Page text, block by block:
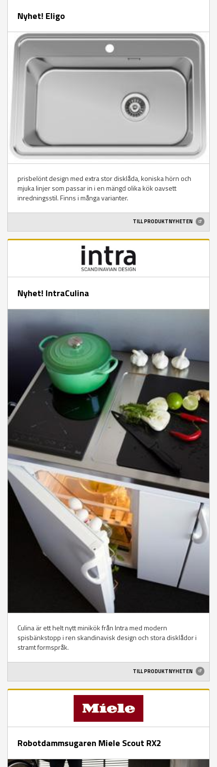
Nyhet! Eligo
prisbelönt design med extra stor disklåda, koniska hörn och
mjuka linjer som passar in i en mängd olika kök oavsett
inredningsstil. Finns i många varianter.
TILL PRODUKTNYHETEN
Nyhet! IntraCulina
Culina är ett helt nytt minikök från Intra med modern
spisbänkstopp i ren skandinavisk design och stora disklådor i
stramt formspråk.
TILL PRODUKTNYHETEN
Robotdammsugaren Miele Scout RX2